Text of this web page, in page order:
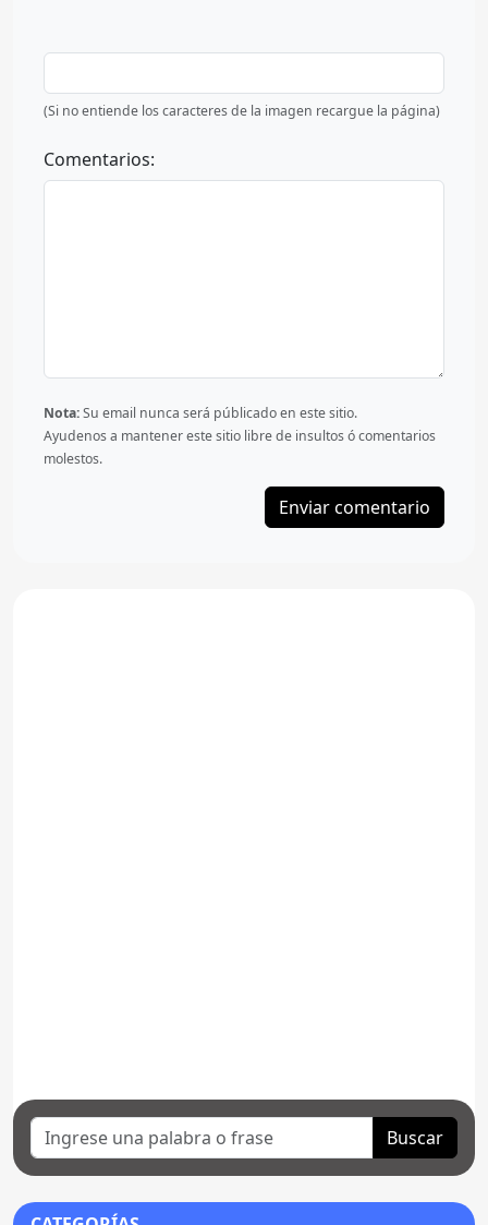
(Si no entiende los caracteres de la imagen recargue la página)
Comentarios:
Nota:Su email nunca será públicado en este sitio.
Ayudenos a mantener este sitio libre de insultos ó comentarios
molestos.
Enviar comentario
Buscar